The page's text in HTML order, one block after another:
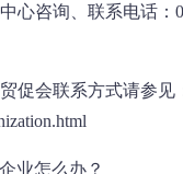
心咨询、联系电话：
促会联系方式请参见
业怎么办？